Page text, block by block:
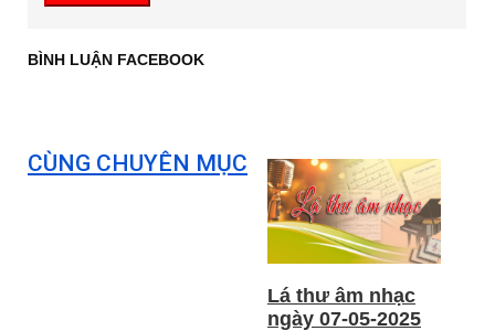
BÌNH LUẬN FACEBOOK
CÙNG CHUYÊN MỤC
Lá thư âm nhạc
ngày 07-05-2025